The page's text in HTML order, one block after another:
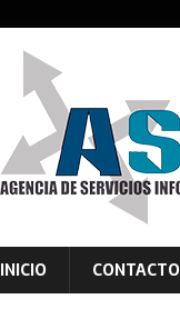
INICIO CONTACTO